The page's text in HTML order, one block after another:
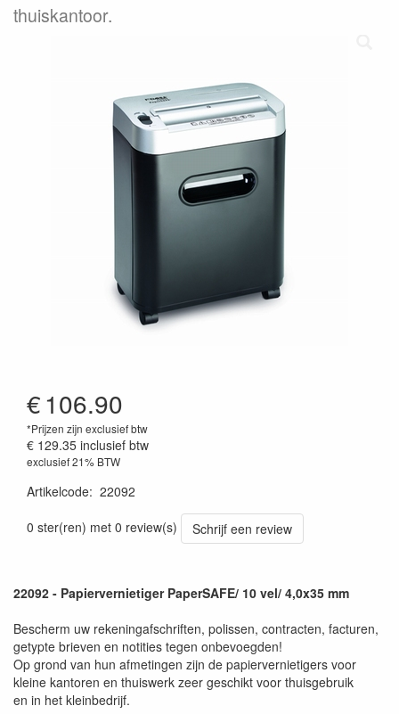
thuiskantoor.
€106.90
*Prijzen zijn exclusief btw
€ 129.35 inclusief btw
exclusief 21% BTW
Artikelcode: 22092
0 ster(ren) met 0 review(s)
Schrijf een review
22092 - Papiervernietiger PaperSAFE/ 10 vel/ 4,0x35 mm
Bescherm uw rekeningafschriften, polissen, contracten, facturen,
getypte brieven en notities tegen onbevoegden!
Op grond van hun afmetingen zijn de papiervernietigers voor
kleine kantoren en thuiswerk zeer geschikt voor thuisgebruik
en in het kleinbedrijf.